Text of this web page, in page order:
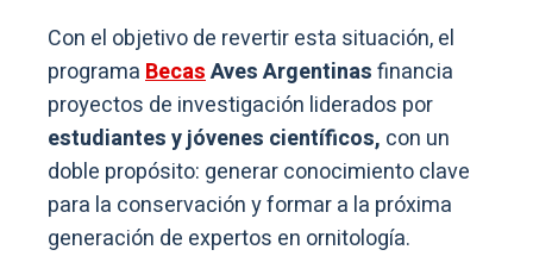
Con el objetivo de revertir esta situación, el
programaBecasAves Argentinasfinancia
proyectos de investigación liderados por
estudiantes y jóvenes científicos, con un
doble propósito: generar conocimiento clave
para la conservación y formar a la próxima
generación de expertos en ornitología.